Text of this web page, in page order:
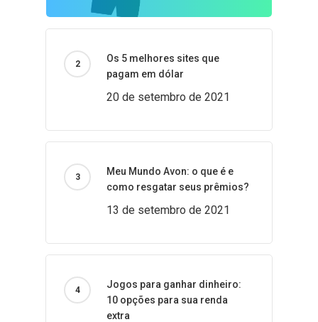
Os 5 melhores sites que
pagam em dólar
20 de setembro de 2021
Meu Mundo Avon: o que é e
como resgatar seus prêmios?
13 de setembro de 2021
Jogos para ganhar dinheiro:
10 opções para sua renda
extra